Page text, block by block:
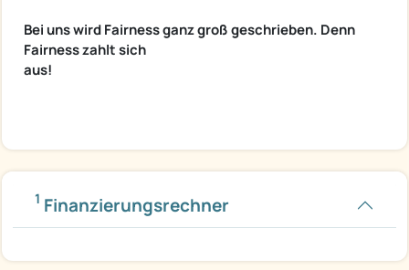
Bei uns wird Fairness ganz groß geschrieben. Denn
Fairness zahlt sich
aus!
1 Finanzierungsrechner